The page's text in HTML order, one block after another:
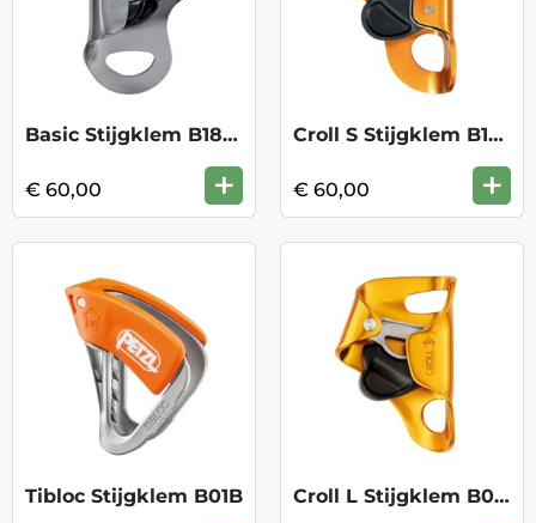
Basic Stijgklem B18BAA
€ 60,00 +
Croll S Stijgklem B16BAA
€ 60,00 +
Tibloc Stijgklem B01B Croll L Stijgklem B016AA00